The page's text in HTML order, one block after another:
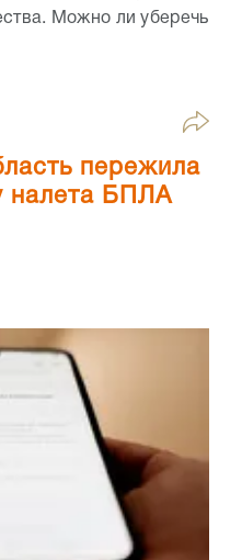
Можно ли уберечь
пережила
налета БПЛА